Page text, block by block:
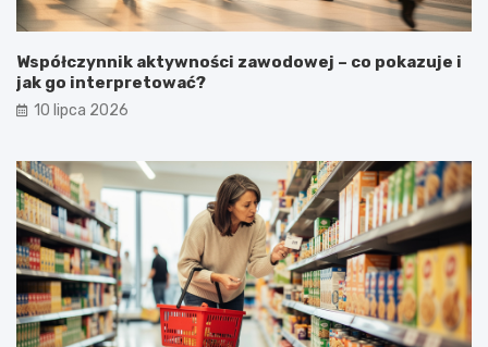
Współczynnik aktywności zawodowej – co pokazuje i
jak go interpretować?
10 lipca 2026